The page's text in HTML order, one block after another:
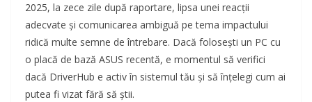
2025, la zece zile după raportare, lipsa unei reacții
adecvate și comunicarea ambiguă pe tema impactului
ridică multe semne de întrebare. Dacă folosești un PC cu
o placă de bază ASUS recentă, e momentul să verifici
dacă DriverHub e activ în sistemul tău și să înțelegi cum ai
putea fi vizat fără să știi.